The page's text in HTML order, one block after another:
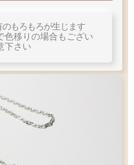
左曲り
やや細目 細目
のもろもろが生じます
色移りの場合もござい
下さい